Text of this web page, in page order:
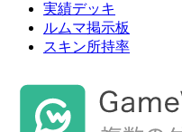
実績デッキ
ルムマ掲示板
スキン所持率